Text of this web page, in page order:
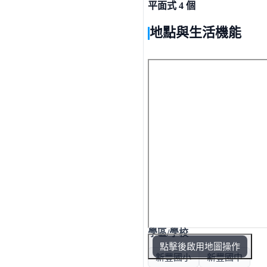
平面式 4 個
地點與生活機能
點擊後啟用地圖操作
學區/學校
新豐國小 新豐國中